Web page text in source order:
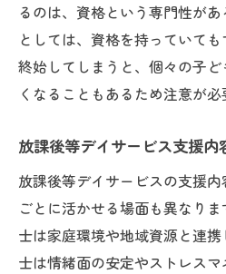
るのは、資格という専門性が
としては、資格を持っていて
終始してしまうと、個々の子
くなることもあるため注意が必
放課後等デイサービス支援
放課後等デイサービスの支援
ごとに活かせる場面も異なり
士は家庭環境や地域資源と連
士は情緒面の安定やストレス